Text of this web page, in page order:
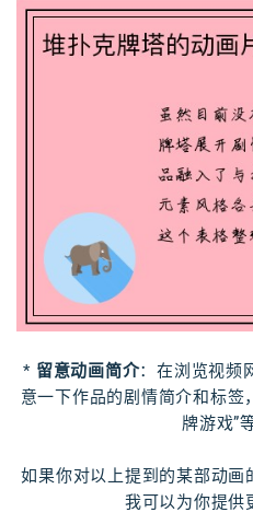
* 留意动画简介：在浏览视频
意一下作品的剧情简介和标签
牌游戏”
如果你对以上提到的某部动画
我可以为你提供